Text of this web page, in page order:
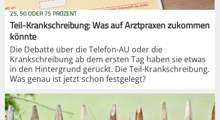
25, 50 ODER 75 PROZENT
Teil-Krankschreibung: Was auf Arztpraxen zukommen
könnte
Die Debatte über die Telefon-AU oder die
Krankschreibung ab dem ersten Tag haben sie etwas
in den Hintergrund gerückt. Die Teil-Krankschreibung.
Was genau ist jetzt schon festgelegt?